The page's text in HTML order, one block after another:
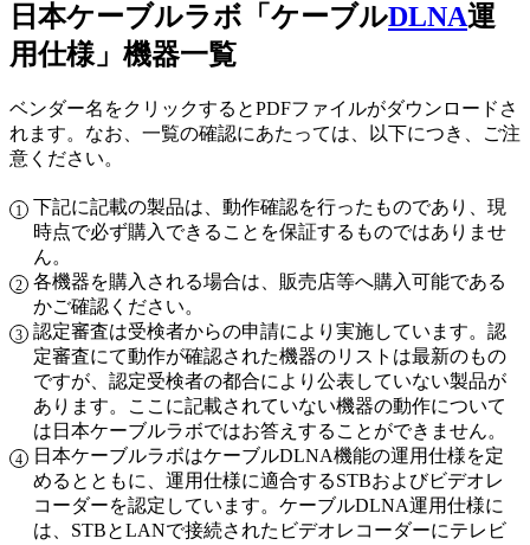
日本ケーブルラボ「ケーブルDLNA運
用仕様」機器一覧
ベンダー名をクリックするとPDFファイルがダウンロードさ
れます。なお、一覧の確認にあたっては、以下につき、ご注
意ください。
下記に記載の製品は、動作確認を行ったものであり、現
時点で必ず購入できることを保証するものではありませ
ん。
各機器を購入される場合は、販売店等へ購入可能である
かご確認ください。
認定審査は受検者からの申請により実施しています。認
定審査にて動作が確認された機器のリストは最新のもの
ですが、認定受検者の都合により公表していない製品が
あります。ここに記載されていない機器の動作について
は日本ケーブルラボではお答えすることができません。
日本ケーブルラボはケーブルDLNA機能の運用仕様を定
めるとともに、運用仕様に適合するSTBおよびビデオレ
コーダーを認定しています。ケーブルDLNA運用仕様に
は、STBとLANで接続されたビデオレコーダーにテレビ